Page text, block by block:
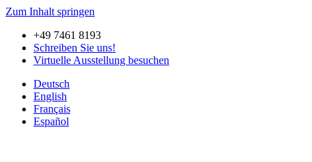
Zum Inhalt springen
+49 7461 8193
Schreiben Sie uns!
Virtuelle Ausstellung besuchen
Deutsch
English
Français
Español